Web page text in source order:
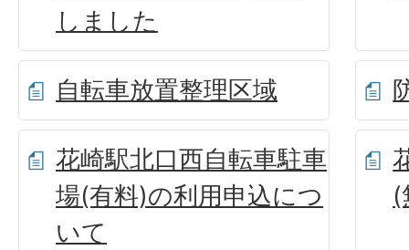
しました
自転車放置整理区域
花崎駅北口西自転車駐車
場(有料)の利用申込につ
いて
(